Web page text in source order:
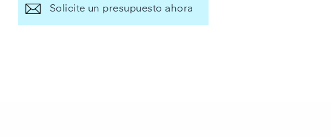
Solicite un presupuesto ahora